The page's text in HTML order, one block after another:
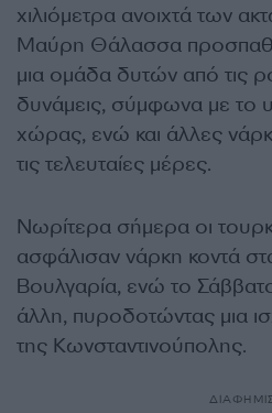
χιλιόμετρα ανοιχτά των
Μαύρη Θάλασσα
μια ομάδα δυτών από τις
δυνάμεις, σύμφωνα με το
χώρας, ενώ και άλλες
τις τελευταίες μέρες.
Νωρίτερα σήμερα οι
ασφάλισαν νάρκη κοντά
Βουλγαρία, ενώ το
άλλη, πυροδοτώντας μια
της Κωνσταντινούπολης.